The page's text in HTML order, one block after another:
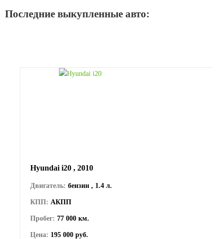
Последние выкупленные авто:
Hyundai i20 , 2010
Двигатель: бензин , 1.4 л.
КПП: АКПП
Пробег: 77 000 км.
Цена: 195 000 руб.